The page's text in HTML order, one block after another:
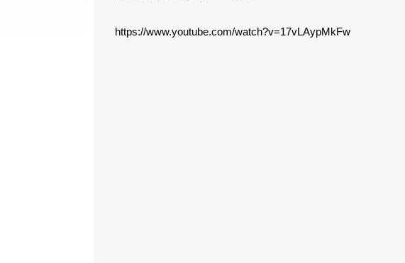
https://www.youtube.com/watch?v=17vLAypMkFw